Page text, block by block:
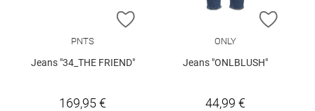
ZUR WUNSCHLISTE HINZUFÜGEN
PNTS
Jeans "34_THE FRIEND"
169,95 €
ZUR
ONLY
Jeans "ONLBLUSH"
44,99 €